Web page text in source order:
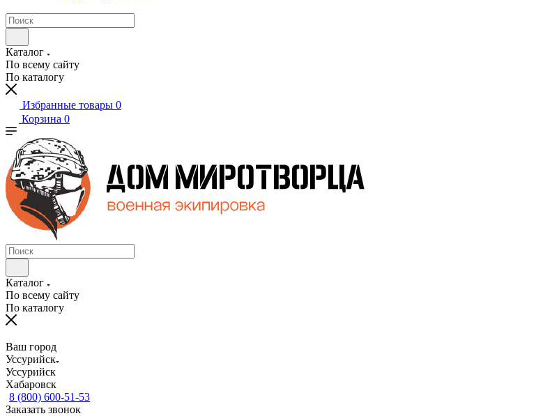
Каталог
По всему сайту
По каталогу
Избранные товары 0
Корзина 0
Каталог
По всему сайту
По каталогу
Ваш город
Уссурийск
Уссурийск
Хабаровск
8 (800) 600-51-53
Заказать звонок